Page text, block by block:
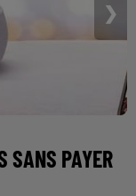
❯
SANS PAYER